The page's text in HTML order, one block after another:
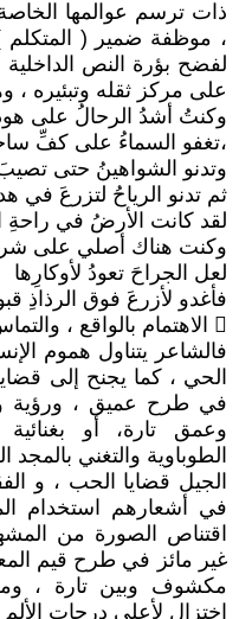
ذات ترسم عوالمها
، موظفة ضمير ( المتكلم )
لفضح بؤرة النص
على مركز ثقله وتبئيره ،
وكنتُ أشدُ الرحالُ على
،تغفو السماءُ على كفِّ
وتدنو الشواهينُ حتى
ثم تدنو الرياحُ لتزرعَ في
لقد كانت الأرضُ في راحةِ
وكنت هناك أصلي على
لعل الجراحَ تعودُ لأوكارِها
فأغدو لأزرعَ فوق الرذاذِ
 الاهتمام بالواقع ، والتماس مع القضايا القومية الكبرى:
فالشاعر يتناول هموم
الحي ، كما يجنح إلى
في طرح عميق ، ورؤية
وعمق تارة، أو
الطوباوية والتغني
الجيل قضايا الحب ، و
في أشعارهم استخدام
اقتناص الصورة من
غير مائز في طرح قيم
مكشوف وبين تارة ،
اختزال لأعلى درجات